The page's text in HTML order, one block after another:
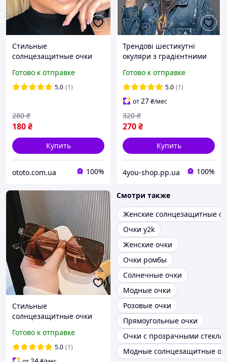
Стильные
солнцезащитные очки
окуляри
Готово к отправке
5.0 (1)
180₴
280 ₴
Купить
ototo.com.ua 100%
Трендові шестикутні
окуляри з градієнтними
Готово к отправке
5.0 (1)
от27₴/мес
270₴
320 ₴
Купить
4you-shop.pp.ua 100%
Стильные
солнцезащитные очки
Готово к отправке
5.0 (1)
Смотри также
Женские солнцезащитные
Очки y2k
Женские очки
Очки ромбы
Солнечные очки
Модные очки
Розовые очки
Прямоугольные очки
Очки с прозрачными
Модные солнцезащитные